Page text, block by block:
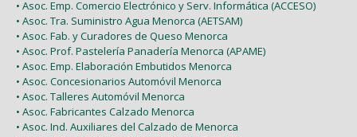
• Asoc. Emp. Comercio Electrónico y Serv. Informática (ACCESO)
• Asoc. Tra. Suministro Agua Menorca (AETSAM)
• Asoc. Fab. y Curadores de Queso Menorca
• Asoc. Prof. Pastelería Panadería Menorca (APAME)
• Asoc. Emp. Elaboración Embutidos Menorca
• Asoc. Concesionarios Automóvil Menorca
• Asoc. Talleres Automóvil Menorca
• Asoc. Fabricantes Calzado Menorca
• Asoc. Ind. Auxiliares del Calzado de Menorca